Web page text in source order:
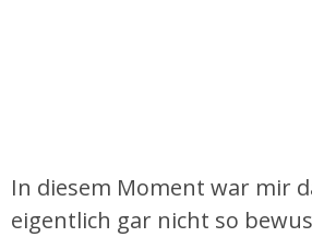
In diesem Moment war mir
eigentlich gar nicht so